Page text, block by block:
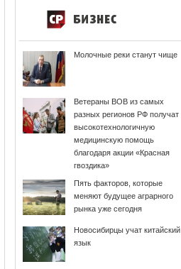
Молочные реки станут чище
Ветераны ВОВ из самых
разных регионов РФ получат
высокотехнологичную
медицинскую помощь
благодаря акции «Красная
гвоздика»
Пять факторов, которые
меняют будущее аграрного
рынка уже сегодня
Новосибирцы учат китайский
язык